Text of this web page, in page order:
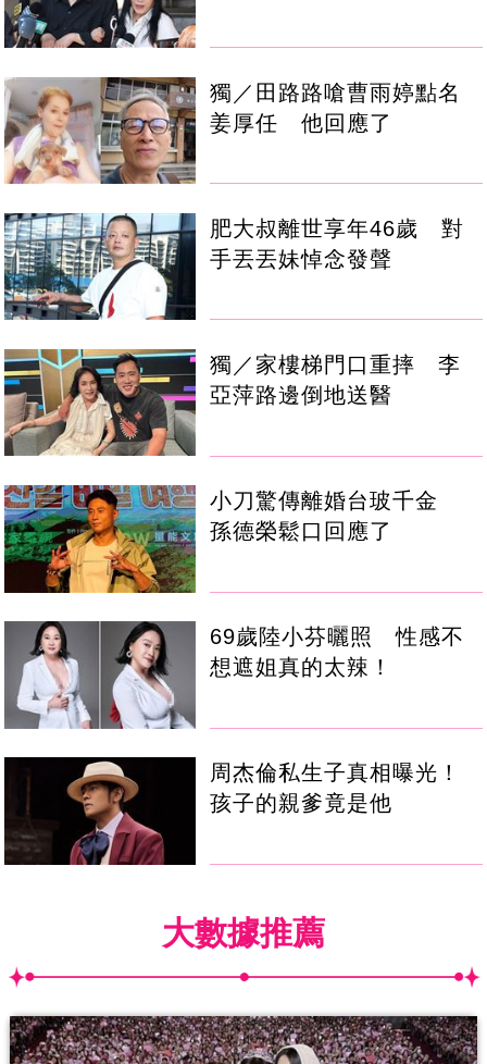
獨／田路路嗆曹雨婷點名
姜厚任 他回應了
肥大叔離世享年46歲 對
手丟丟妹悼念發聲
獨／家樓梯門口重摔 李
亞萍路邊倒地送醫
小刀驚傳離婚台玻千金
孫德榮鬆口回應了
69歲陸小芬曬照 性感不
想遮姐真的太辣！
周杰倫私生子真相曝光！
孩子的親爹竟是他
大數據推薦